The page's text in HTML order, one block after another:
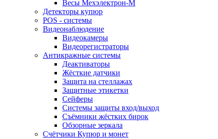
Весы Мехэлектрон-М
Детекторы купюр
POS - системы
Видеонаблюдение
Видеокамеры
Видеорегистраторы
Антикражные системы
Деактиваторы
Жёсткие датчики
Защита на стеллажах
Защитные этикетки
Сейферы
Системы защиты вход/выход
Съёмники жёстких бирок
Обзорные зеркала
Счётчики Купюр и монет